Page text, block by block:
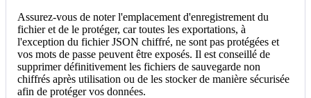
Assurez-vous de noter l'emplacement d'enregistrement du
fichier et de le protéger, car toutes les exportations, à
l'exception du fichier JSON chiffré, ne sont pas protégées et
vos mots de passe peuvent être exposés. Il est conseillé de
supprimer définitivement les fichiers de sauvegarde non
chiffrés après utilisation ou de les stocker de manière sécurisée
afin de protéger vos données.